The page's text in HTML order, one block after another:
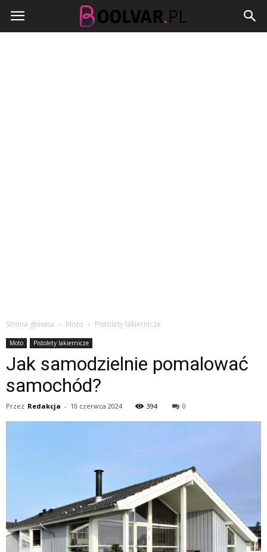
Boolvar.pl
Strona główna Moto Pistolety lakiernicze
Moto Pistolety lakiernicze
Jak samodzielnie pomalować
samochód?
Przez Redakcja - 10 czerwca 2024 394 0